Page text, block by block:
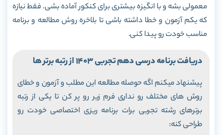
معمولی بشه و با انگیزه بیشتری برای کنکور آماده بشی. فقط نیازه
که یکم آزمون و خطا داشته باشی تا بلاخره روش مطالعه و برنامه
مناسب خودت رو پیدا کنی.
دریافت برنامه درسی دهم تجربی 1403 از رتبه برتر ها
پیشنهاد میکنم اگه حوصله مطالعه این مطلب و آزمون و خطای
روش های مختلف رو نداری فرم زیر رو پر کن تا یکی از رتبه
برترهای رشته تجربی برات برنامه ریزی اختصاصی خودت رو
طراحی کنه: